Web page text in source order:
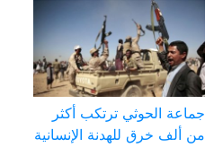
جماعة الحوثي ترتكب أكثر
من ألف خرق للهدنة الإنسانية